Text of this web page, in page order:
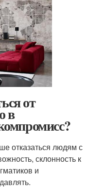
от
в
отказаться людям с
склонность к
и